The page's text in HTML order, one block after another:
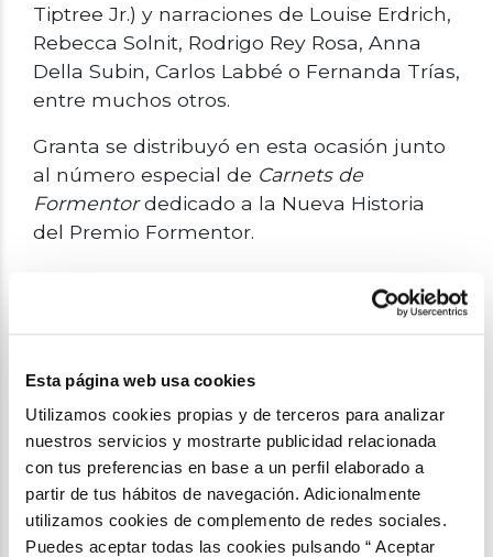
Esta página web usa cookies
Utilizamos cookies propias y de terceros para analizar
nuestros servicios y mostrarte publicidad relacionada
con tus preferencias en base a un perfil elaborado a
partir de tus hábitos de navegación. Adicionalmente
utilizamos cookies de complemento de redes sociales.
Puedes aceptar todas las cookies pulsando “ Aceptar
Tiptree Jr.) y narraciones de Louise Erdrich,
Rebecca Solnit, Rodrigo Rey Rosa, Anna
Della Subin, Carlos Labbé o Fernanda Trías,
entre muchos otros.
Granta se distribuyó en esta ocasión junto
al número especial de Carnets de
Formentordedicado a la Nueva Historia
del Premio Formentor.
Accede a la tienda online de Granta
NO TE PIERDAS MÁS CONTENIDOS
COMO ESTOS
¡SUSCRÍBETE AHORA!